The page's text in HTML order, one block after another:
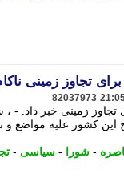
تجاوز زمینی
82037973
زمینی خبر داد. - ،
این کشور علیه مواضع و
- شورا - سیاسی -